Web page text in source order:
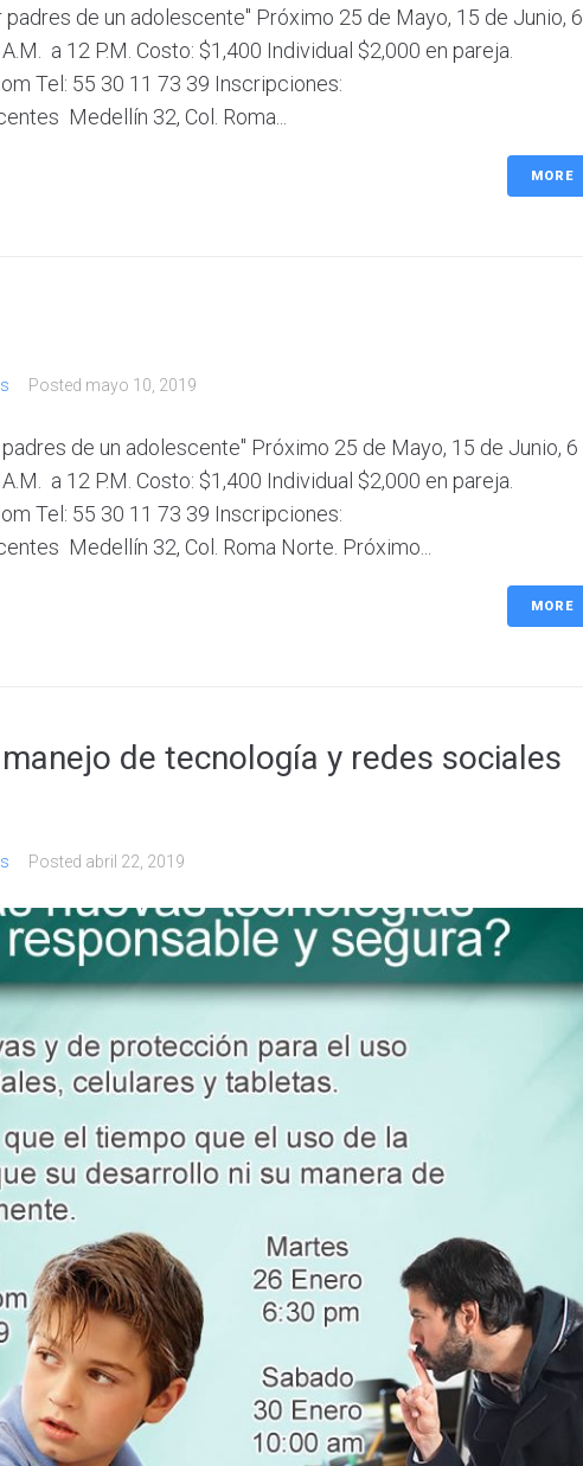
de un adolescente" Próximo 25 de Mayo, 15 de Junio, 6
a 12 P.M. Costo: $1,400 Individual $2,000 en pareja.
Tel: 55 30 11 73 39 Inscripciones:
Medellín 32, Col. Roma...
MORE
Posted mayo 10, 2019
de un adolescente" Próximo 25 de Mayo, 15 de Junio, 6
a 12 P.M. Costo: $1,400 Individual $2,000 en pareja.
Tel: 55 30 11 73 39 Inscripciones:
Medellín 32, Col. Roma Norte. Próximo...
MORE
de tecnología y redes sociales
Posted abril 22, 2019